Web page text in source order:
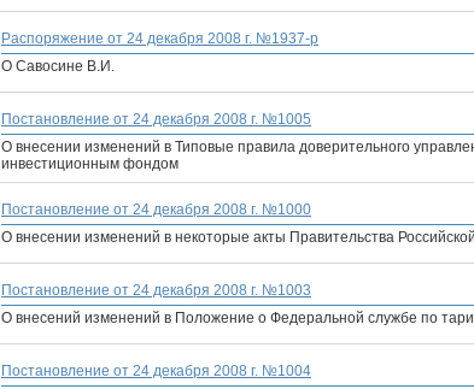
Распоряжение от 24 декабря 2008 г. №1937-р
О Савосине В.И.
Постановление от 24 декабря 2008 г. №1005
О внесении изменений в Типовые правила доверительного
инвестиционным фондом
Постановление от 24 декабря 2008 г. №1000
О внесении изменений в некоторые акты Правительства
Постановление от 24 декабря 2008 г. №1003
О внесений изменений в Положение о Федеральной службе по
Постановление от 24 декабря 2008 г. №1004